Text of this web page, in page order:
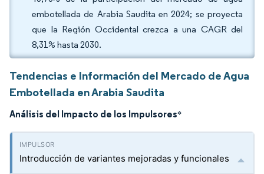
embotellada de Arabia Saudita en 2024; se proyecta
que la Región Occidental crezca a una CAGR del
8,31% hasta 2030.
Tendencias e Información del Mercado de Agua
Embotellada en Arabia Saudita
Análisis del Impacto de los Impulsores*
Introducción de variantes mejoradas y funcionales